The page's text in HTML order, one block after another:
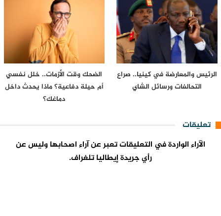
الرئيس والمعارضة في كينيا.. صراع
التحالفات ورسائل الشاي
الضحك وقت الأزمات.. خلل نفسي
أم حيلة دفاعية؟ ماذا يحدث داخل
دماغك؟
تعليقات
الآراء الواردة في التعليقات تعبر عن آراء اصحابها وليس عن
رأي جريدة إيطاليا تلغراف.